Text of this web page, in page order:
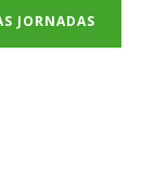
JORNADAS